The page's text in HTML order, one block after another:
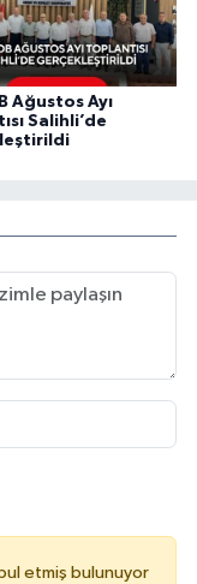
Ağustos Ayı
Salihli’de
etmiş bulunuyor